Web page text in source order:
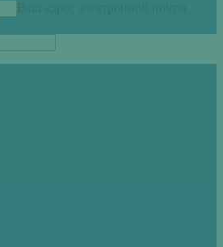
Ваш адрес электронной почты